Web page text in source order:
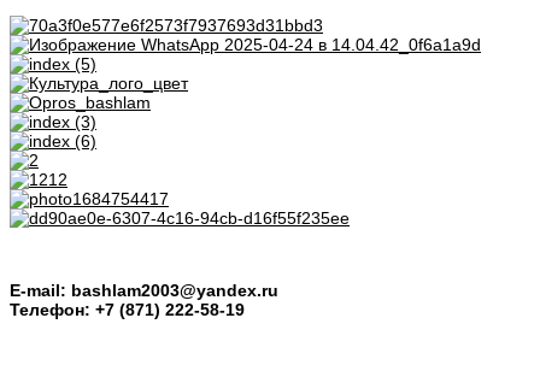
E-mail: bashlam2003@yandex.ru
Телефон: +7 (871) 222-58-19